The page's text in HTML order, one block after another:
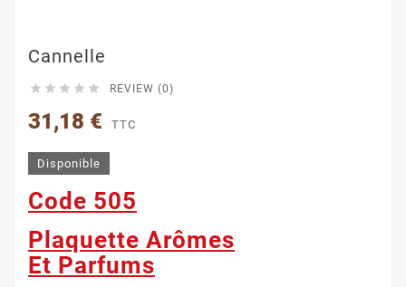
Cannelle
     REVIEW (0)
31,18 € TTC
Disponible
Code 505
Plaquette Arômes
Et Parfums